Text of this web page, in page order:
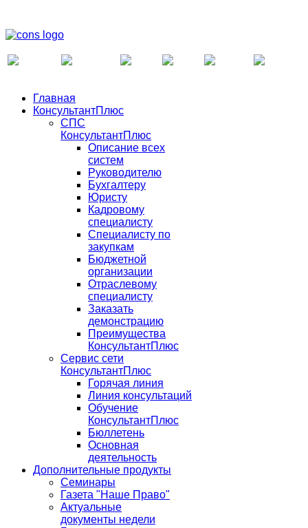
Главная
КонсультантПлюс
СПС
КонсультантПлюс
Описание всех
систем
Руководителю
Бухгалтеру
Юристу
Кадровому
специалисту
Специалисту по
закупкам
Бюджетной
организации
Отраслевому
специалисту
Заказать
демонстрацию
Преимущества
КонсультантПлюс
Сервис сети
КонсультантПлюс
Горячая линия
Линия консультаций
Обучение
КонсультантПлюс
Бюллетень
Основная
деятельность
Дополнительные продукты
Семинары
Газета "Наше Право"
Актуальные
документы недели